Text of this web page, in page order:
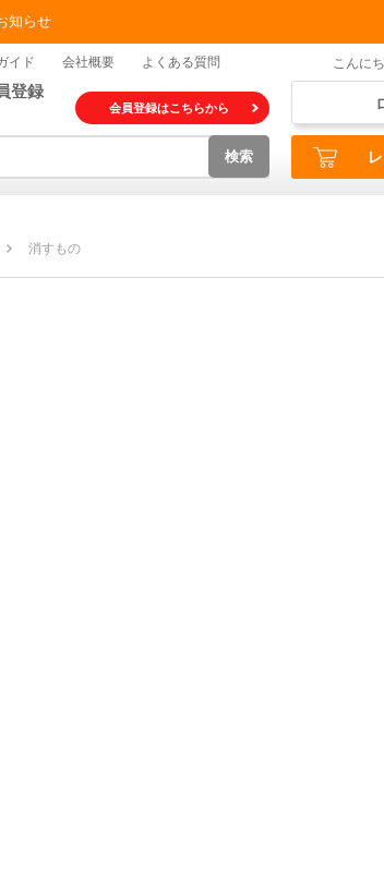
知らせ
イド 会社概要 よくある質問
登録
会員登録はこちらから
検索
こんに
消すもの